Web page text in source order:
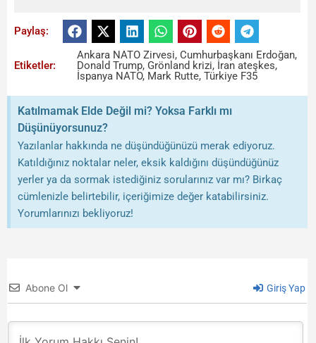
Paylaş:
Etiketler:
Ankara NATO Zirvesi,Cumhurbaşkanı Erdoğan,
Donald Trump, Grönland krizi, İran ateşkes,
İspanya NATO, Mark Rutte,Türkiye F35
Katılmamak Elde Değil mi? Yoksa Farklı mı
Düşünüyorsunuz?
Yazılanlar hakkında ne düşündüğünüzü merak ediyoruz.
Katıldığınız noktalar neler, eksik kaldığını düşündüğünüz
yerler ya da sormak istediğiniz sorularınız var mı? Birkaç
cümlenizle belirtebilir, içeriğimize değer katabilirsiniz.
Yorumlarınızı bekliyoruz!
Abone Ol Giriş Yap